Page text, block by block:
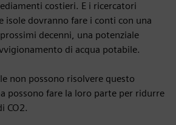
costieri. E i ricercatori
isole dovranno fare i conti con una
decenni, una potenziale
di acqua potabile.
non possono risolvere questo
possono fare la loro parte per ridurre
CO2.